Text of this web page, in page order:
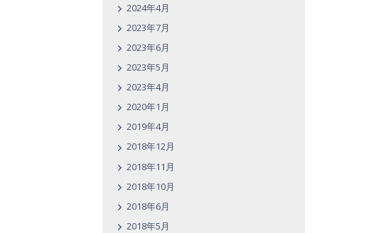
2024年4月
2023年7月
2023年6月
2023年5月
2023年4月
2020年1月
2019年4月
2018年12月
2018年11月
2018年10月
2018年6月
2018年5月